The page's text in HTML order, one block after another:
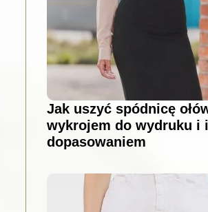
Jak uszyć spódnicę
wykrojem do wydruku i
dopasowaniem